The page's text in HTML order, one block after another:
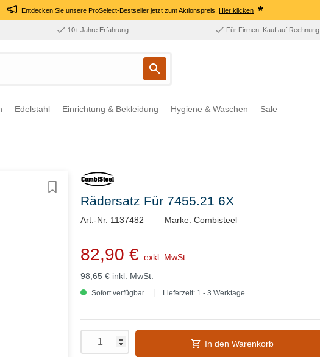
Entdecken Sie unsere ProSelect-Bestseller jetzt zum Aktionspreis.Hier klicken *
10+ Jahre Erfahrung Für Firmen: Kauf auf Rechnung
Edelstahl Einrichtung & Bekleidung Hygiene & Waschen Sale
Rädersatz Für 7455.21 6X
Art.-Nr. 1137482 Marke: Combisteel
82,90 € exkl. MwSt.
98,65 € inkl. MwSt.
Sofort verfügbar Lieferzeit: 1 - 3 Werktage
In den Warenkorb